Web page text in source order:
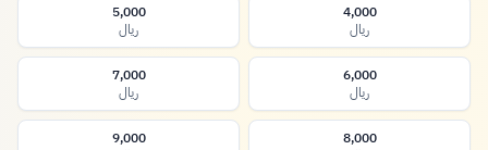
4,000
ريال
5,000
ريال
6,000
ريال
7,000
ريال
8,000
9,000